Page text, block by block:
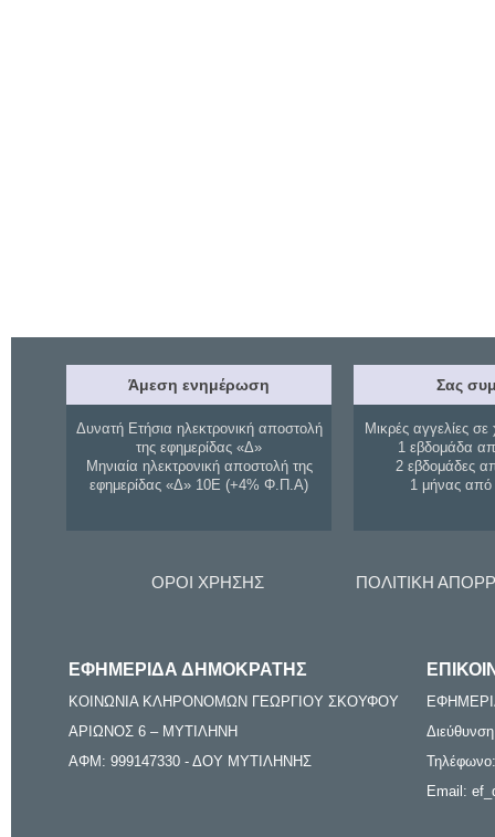
Άμεση ενημέρωση
Δυνατή Ετήσια ηλεκτρονική αποστολή
της εφημερίδας «Δ»
Μηνιαία ηλεκτρονική αποστολή της
εφημερίδας «Δ» 10Ε (+4% Φ.Π.Α)
Σας
Μικρές αγγελίες σε
1 εβδομάδα
2 εβδομάδες
1 μήνας
ΟΡΟΙ ΧΡΗΣΗΣ ΠΟΛΙΤΙΚΗ
ΕΦΗΜΕΡΙΔΑ ΔΗΜΟΚΡΑΤΗΣ
ΚΟΙΝΩΝΙΑ ΚΛΗΡΟΝΟΜΩΝ ΓΕΩΡΓΙΟΥ ΣΚΟΥΦΟΥ
ΑΡΙΩΝΟΣ 6 – ΜΥΤΙΛΗΝΗ
ΑΦΜ: 999147330 - ΔΟΥ ΜΥΤΙΛΗΝΗΣ
Email: